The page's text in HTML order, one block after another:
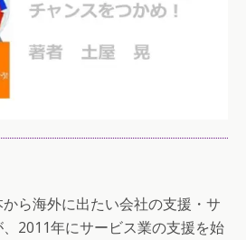
ら海外に出たい会社の支援・サ
2011年にサービス業の支援を始